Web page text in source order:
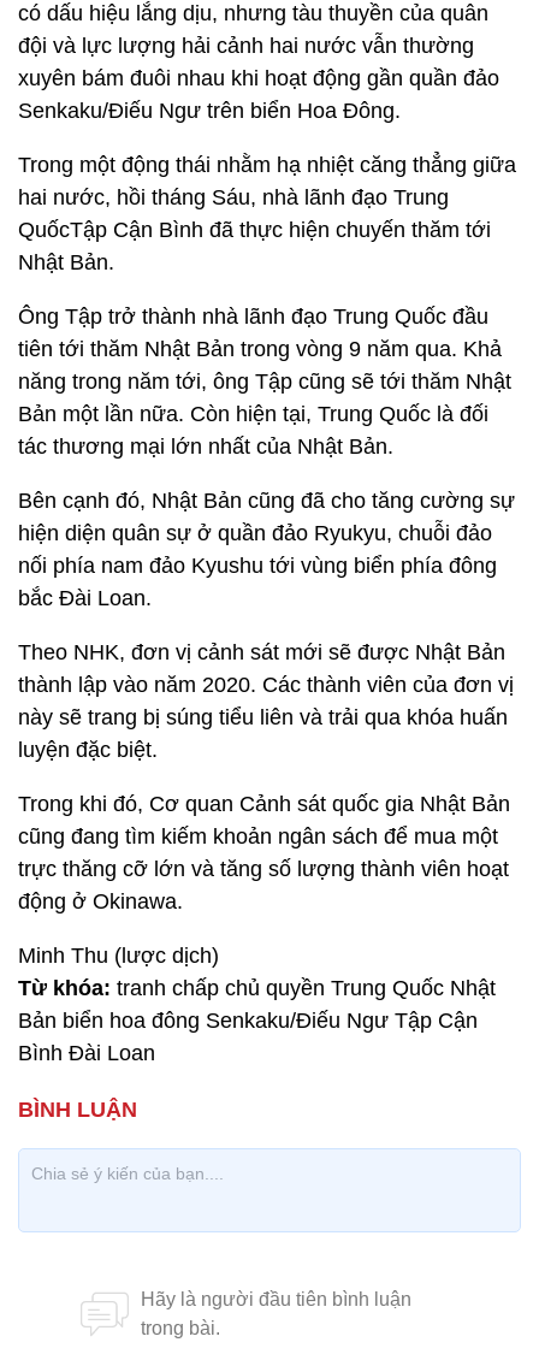
có dấu hiệu lắng dịu, nhưng tàu thuyền của quân
đội và lực lượng hải cảnh hai nước vẫn thường
xuyên bám đuôi nhau khi hoạt động gần quần đảo
Senkaku/Điếu Ngư trên biển Hoa Đông.
Trong một động thái nhằm hạ nhiệt căng thẳng giữa
hai nước, hồi tháng Sáu, nhà lãnh đạo Trung
QuốcTập Cận Bình đã thực hiện chuyến thăm tới
Nhật Bản.
Ông Tập trở thành nhà lãnh đạo Trung Quốc đầu
tiên tới thăm Nhật Bản trong vòng 9 năm qua. Khả
năng trong năm tới, ông Tập cũng sẽ tới thăm Nhật
Bản một lần nữa. Còn hiện tại, Trung Quốc là đối
tác thương mại lớn nhất của Nhật Bản.
Bên cạnh đó, Nhật Bản cũng đã cho tăng cường sự
hiện diện quân sự ở quần đảo Ryukyu, chuỗi đảo
nối phía nam đảo Kyushu tới vùng biển phía đông
bắc Đài Loan.
Theo NHK, đơn vị cảnh sát mới sẽ được Nhật Bản
thành lập vào năm 2020. Các thành viên của đơn vị
này sẽ trang bị súng tiểu liên và trải qua khóa huấn
luyện đặc biệt.
Trong khi đó, Cơ quan Cảnh sát quốc gia Nhật Bản
cũng đang tìm kiếm khoản ngân sách để mua một
trực thăng cỡ lớn và tăng số lượng thành viên hoạt
động ở Okinawa.
Minh Thu (lược dịch)
Từ khóa: tranh chấp chủ quyền Trung Quốc Nhật
Bản biển hoa đông Senkaku/Điếu Ngư Tập Cận
Bình Đài Loan